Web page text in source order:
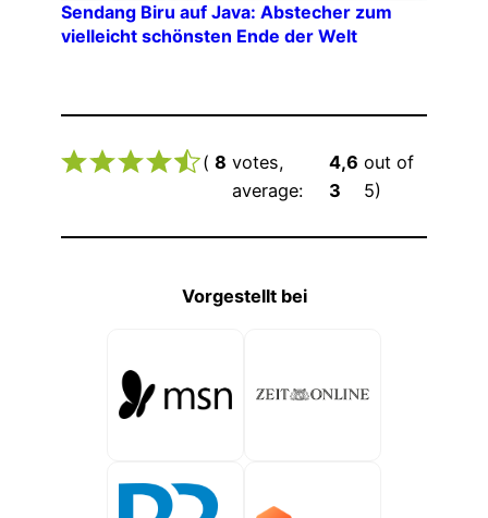
Sendang Biru auf Java: Abstecher zum
vielleicht schönsten Ende der Welt
( 8 votes,
average:
4,6
3
out of
5)
Vorgestellt bei